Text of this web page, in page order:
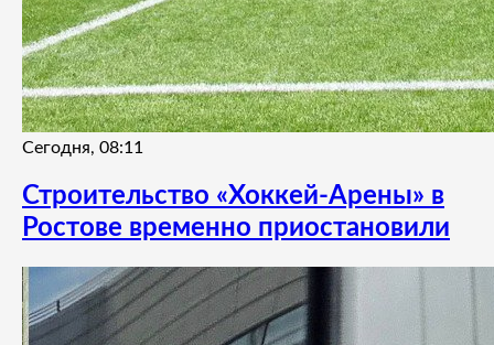
Сегодня, 08:11
Строительство «Хоккей-Арены» в
Ростове временно приостановили